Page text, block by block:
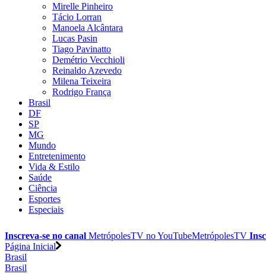
Mirelle Pinheiro
Tácio Lorran
Manoela Alcântara
Lucas Pasin
Tiago Pavinatto
Demétrio Vecchioli
Reinaldo Azevedo
Milena Teixeira
Rodrigo França
Brasil
DF
SP
MG
Mundo
Entretenimento
Vida & Estilo
Saúde
Ciência
Esportes
Especiais
Inscreva-se no canal MetrópolesTV noYouTubeMetrópolesTV
Página Inicial
Brasil
Brasil